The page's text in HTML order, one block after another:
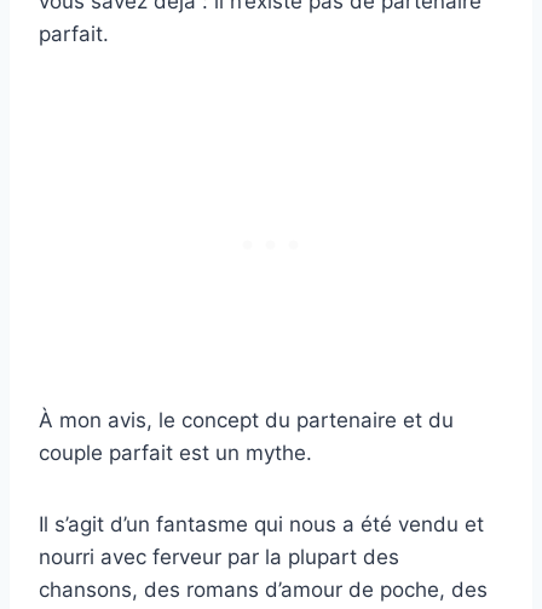
parfait.
À mon avis, le concept du partenaire et du
couple parfait est un mythe.
Il s’agit d’un fantasme qui nous a été vendu et
nourri avec ferveur par la plupart des
chansons, des romans d’amour de poche, des